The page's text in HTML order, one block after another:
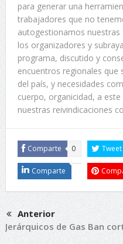
para generar una
trabajadores que no
autogestionamos
los organizadores y
programa, discutido y
encuentros regionales que
del país, y necesidades
cuerpo, organicidad, a
nuestras reivindicaciones
Comparte 0 Tweet
Comparte
Anterior
Jerárquicos de Gas Ban